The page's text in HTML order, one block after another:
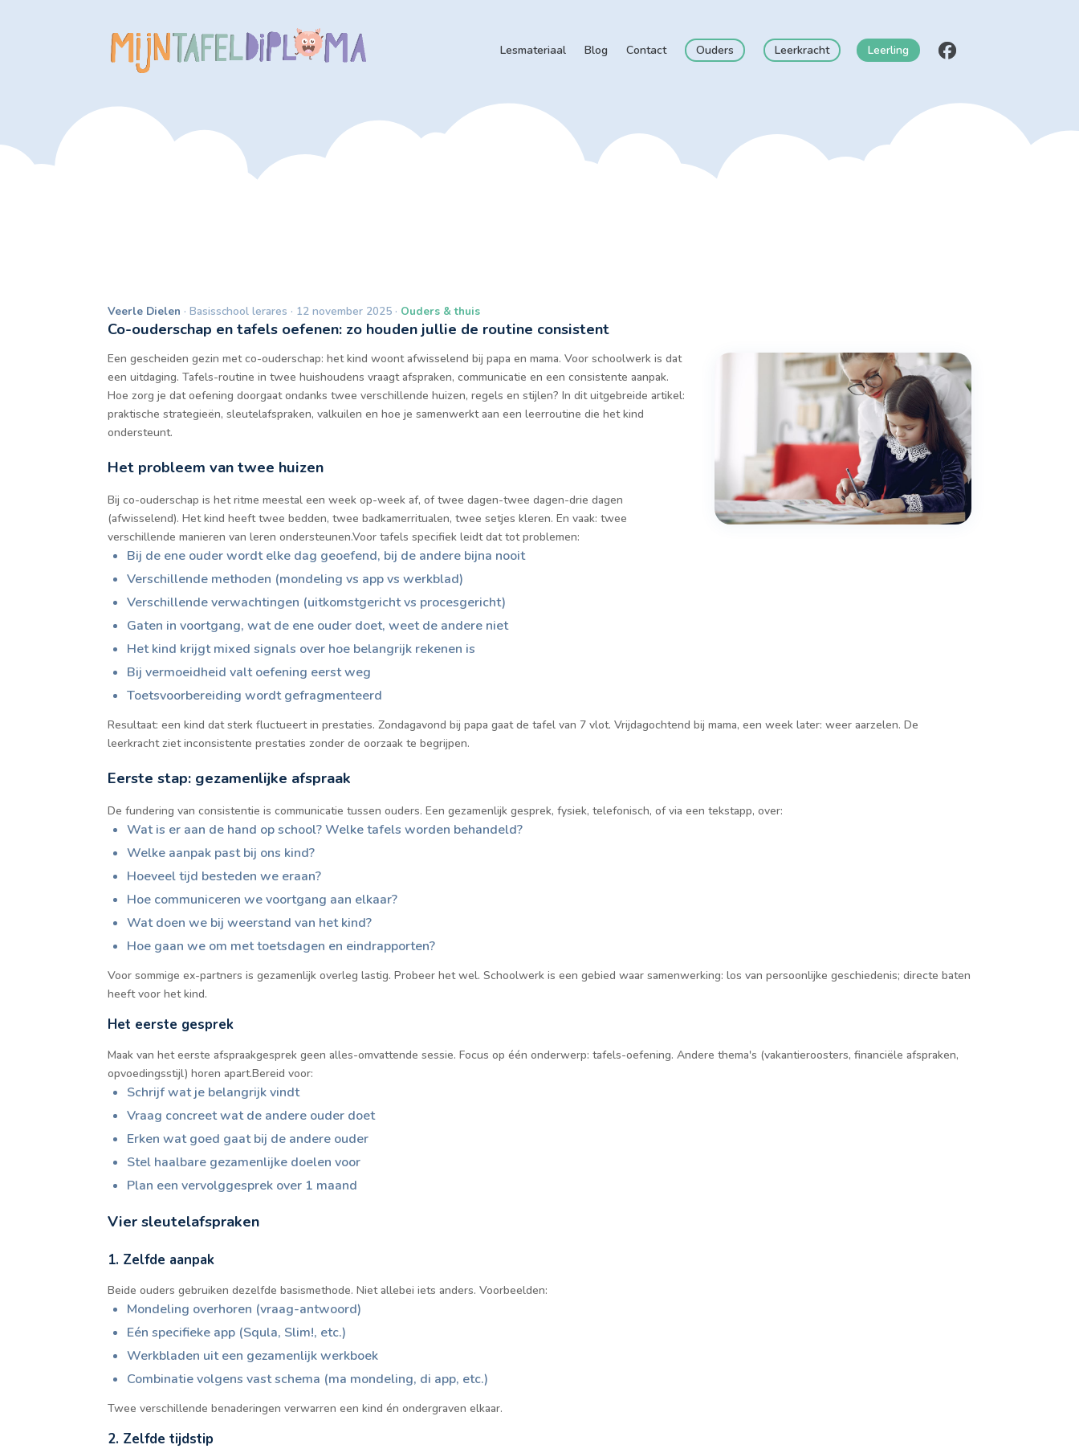
Lesmateriaal Blog Contact Ouders Leerkracht Leerling
Veerle Dielen · Basisschool lerares · 12 november 2025 · Ouders & thuis
Co-ouderschap en tafels oefenen: zo houden jullie de routine consistent
Een gescheiden gezin met co-ouderschap: het kind woont afwisselend bij papa en mama. Voor schoolwerk is dat
een uitdaging. Tafels-routine in twee huishoudens vraagt afspraken, communicatie en een consistente aanpak.
Hoe zorg je dat oefening doorgaat ondanks twee verschillende huizen, regels en stijlen? In dit uitgebreide artikel:
praktische strategieën, sleutelafspraken, valkuilen en hoe je samenwerkt aan een leerroutine die het kind
ondersteunt.
Het probleem van twee huizen
Bij co-ouderschap is het ritme meestal een week op-week af, of twee dagen-twee dagen-drie dagen
(afwisselend). Het kind heeft twee bedden, twee badkamerritualen, twee setjes kleren. En vaak: twee
verschillende manieren van leren ondersteunen.Voor tafels specifiek leidt dat tot problemen:
Bij de ene ouder wordt elke dag geoefend, bij de andere bijna nooit
Verschillende methoden (mondeling vs app vs werkblad)
Verschillende verwachtingen (uitkomstgericht vs procesgericht)
Gaten in voortgang, wat de ene ouder doet, weet de andere niet
Het kind krijgt mixed signals over hoe belangrijk rekenen is
Bij vermoeidheid valt oefening eerst weg
Toetsvoorbereiding wordt gefragmenteerd
Resultaat: een kind dat sterk fluctueert in prestaties. Zondagavond bij papa gaat de tafel van 7 vlot. Vrijdagochtend bij mama, een week later: weer aarzelen. De
leerkracht ziet inconsistente prestaties zonder de oorzaak te begrijpen.
Eerste stap: gezamenlijke afspraak
De fundering van consistentie is communicatie tussen ouders. Een gezamenlijk gesprek, fysiek, telefonisch, of via een tekstapp, over:
Wat is er aan de hand op school? Welke tafels worden behandeld?
Welke aanpak past bij ons kind?
Hoeveel tijd besteden we eraan?
Hoe communiceren we voortgang aan elkaar?
Wat doen we bij weerstand van het kind?
Hoe gaan we om met toetsdagen en eindrapporten?
Voor sommige ex-partners is gezamenlijk overleg lastig. Probeer het wel. Schoolwerk is een gebied waar samenwerking: los van persoonlijke geschiedenis; directe baten
heeft voor het kind.
Het eerste gesprek
Maak van het eerste afspraakgesprek geen alles-omvattende sessie. Focus op één onderwerp: tafels-oefening. Andere thema's (vakantieroosters, financiële afspraken,
opvoedingsstijl) horen apart.Bereid voor:
Schrijf wat je belangrijk vindt
Vraag concreet wat de andere ouder doet
Erken wat goed gaat bij de andere ouder
Stel haalbare gezamenlijke doelen voor
Plan een vervolggesprek over 1 maand
Vier sleutelafspraken
1. Zelfde aanpak
Beide ouders gebruiken dezelfde basismethode. Niet allebei iets anders. Voorbeelden:
Mondeling overhoren (vraag-antwoord)
Eén specifieke app (Squla, Slim!, etc.)
Werkbladen uit een gezamenlijk werkboek
Combinatie volgens vast schema (ma mondeling, di app, etc.)
Twee verschillende benaderingen verwarren een kind én ondergraven elkaar.
2. Zelfde tijdstip